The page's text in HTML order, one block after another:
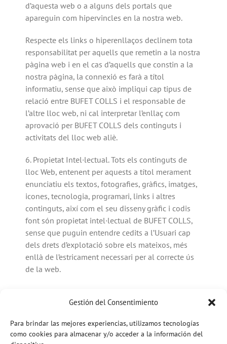
Gestión del Consentimiento
Para brindar las mejores experiencias, utilizamos tecnologías
como cookies para almacenar y/o acceder a la información del
d’aquesta web o a alguns dels portals que
apareguin com hipervincles en la nostra web.
Respecte els links o hiperenllaços declinem tota
responsabilitat per aquells que remetin a la nostra
pàgina web i en el cas d’aquells que constin a la
nostra pàgina, la connexió es farà a títol
informatiu, sense que això impliqui cap tipus de
relació entre BUFET COLLS i el responsable de
l’altre lloc web, ni cal interpretar l’enllaç com
aprovació per BUFET COLLS dels continguts i
activitats del lloc web aliè.
6. Propietat Intel·lectual. Tots els continguts de
lloc Web, entenent per aquests a títol merament
enunciatiu els textos, fotografies, gràfics, imatges,
icones, tecnologia, programari, links i altres
continguts, així com el seu disseny gràfic i codis
font són propietat intel·lectual de BUFET COLLS,
sense que puguin entendre cedits a l’Usuari cap
dels drets d’explotació sobre els mateixos, més
enllà de l’estricament necessari per al correcte ús
de la web.
de caràcter personal.
8. L’establiment de qualsevol enllaç des de la web
en altres llocs web aliens i / o des d’altres llocs